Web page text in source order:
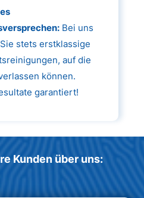
Bei uns
stets erstklassige
auf die
können.
garantiert!
Kunden über uns: